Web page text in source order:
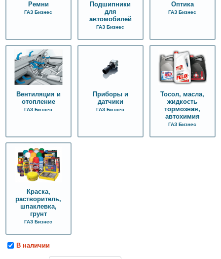
Ремни
ГАЗ Бизнес
Подшипники
для
автомобилей
ГАЗ Бизнес
Оптика
ГАЗ Бизнес
Вентиляция и
отопление
ГАЗ Бизнес
Приборы и
датчики
ГАЗ Бизнес
Тосол, масла,
жидкость
тормозная,
автохимия
ГАЗ Бизнес
Краска,
растворитель,
шпаклевка,
грунт
ГАЗ Бизнес
В наличии